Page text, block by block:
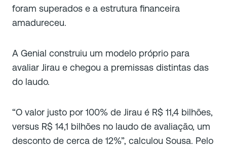
foram superados e a estrutura financeira
amadureceu.
A Genial construiu um modelo próprio para
avaliar Jirau e chegou a premissas distintas das
do laudo.
“O valor justo por 100% de Jirau é R$ 11,4 bilhões,
versus R$ 14,1 bilhões no laudo de avaliação, um
desconto de cerca de 12%”, calculou Sousa. Pelo